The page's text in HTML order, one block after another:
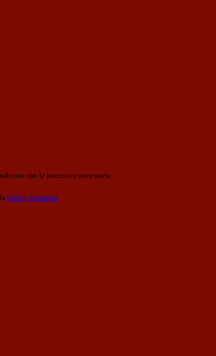
con le istruzioni necessarie.
Login Spaggiari